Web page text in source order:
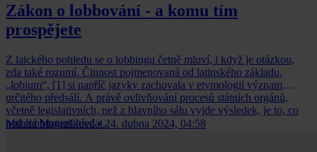
Zákon o lobbování - a komu tím
prospějete
Z laického pohledu se o lobbingu četně mluví, i když je otázkou,
zda také rozumí. Činnost pojmenovaná od latinského základu,
„lobium“, [1] si napříč jazyky zachovala v etymologii význam
určitého předsálí. A právě ovlivňování procesů státních orgánů,
včetně legislativních, než z hlavního sálu vyjde výsledek, je to, co
pod lobbingem hledat.
Milada Matoušková • 24. dubna 2024, 04:58